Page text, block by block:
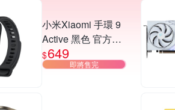
小米Xiaomi 手環 9
Active 黑色 官方旗
艦館
$649
即將售完